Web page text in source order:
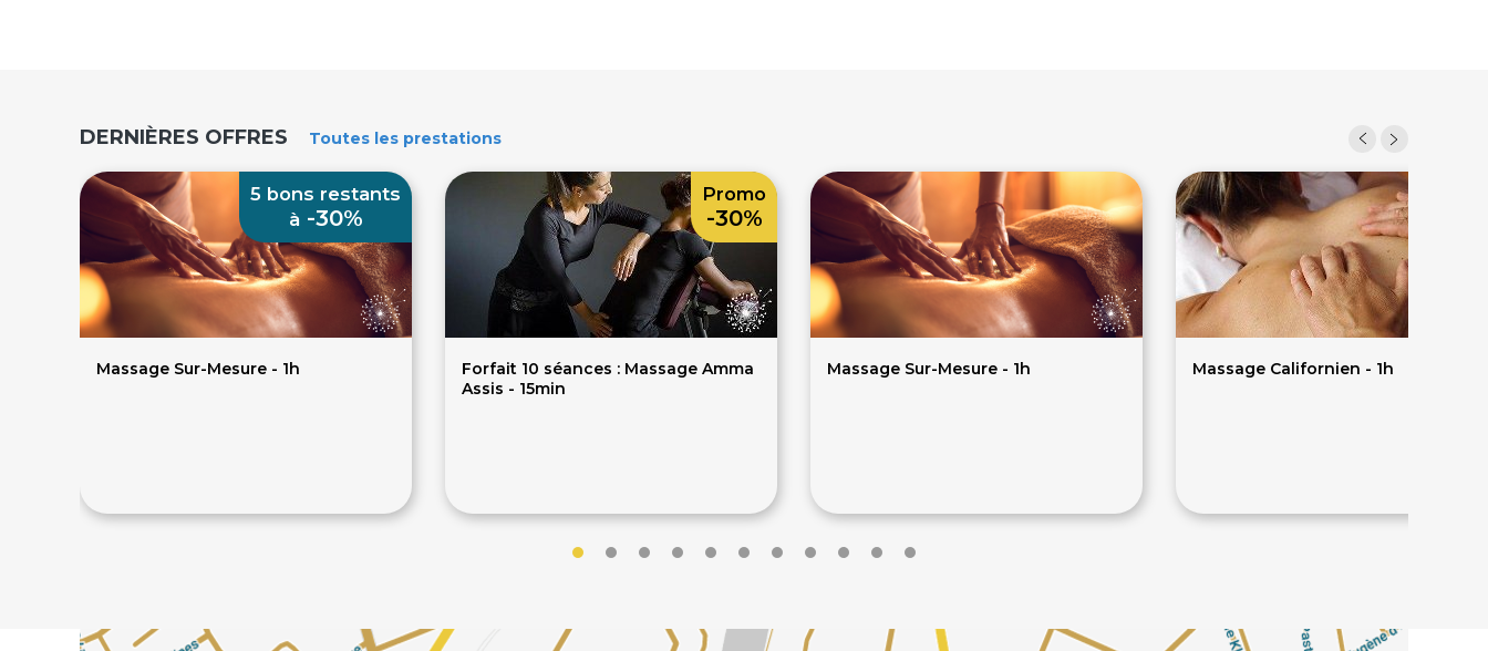
DERNIÈRES OFFRES Toutes les prestations
Massage Sur-Mesure - 1h
5 bons restants
à -30%
Forfait 10 séances : Massage Amma
Assis - 15min
Promo
-30%
Massage Sur-Mesure - 1h Massage Californien - 1h